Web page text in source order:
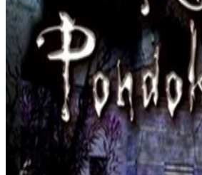
Tutti Bambini
Twistshake
TY Toys
U